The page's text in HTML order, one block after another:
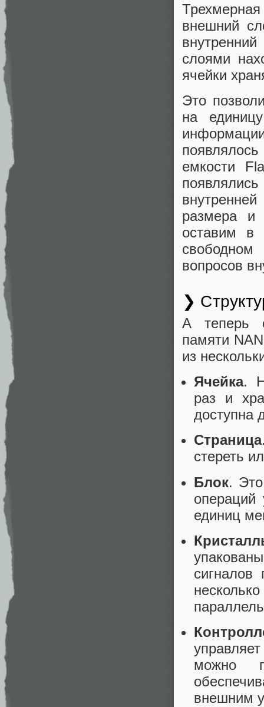
внешний
слоями
ячейки
Это
на
емкости
размера и
оставим в
вопросов
❯
А теперь
памяти
из
Ячейка.
раз и
доступна
Страница
стереть
Блок.
операций
единиц
сигналов
можно
внешним